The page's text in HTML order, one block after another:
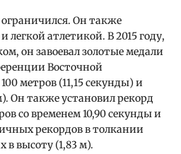
Он также
легкой атлетикой. В 2015 году,
он завоевал золотые медали
Восточной
метров (11,15 секунды) и
Он также установил рекорд
со временем 10,90 секунды и
рекордов в толкании
в высоту (1,83 м).